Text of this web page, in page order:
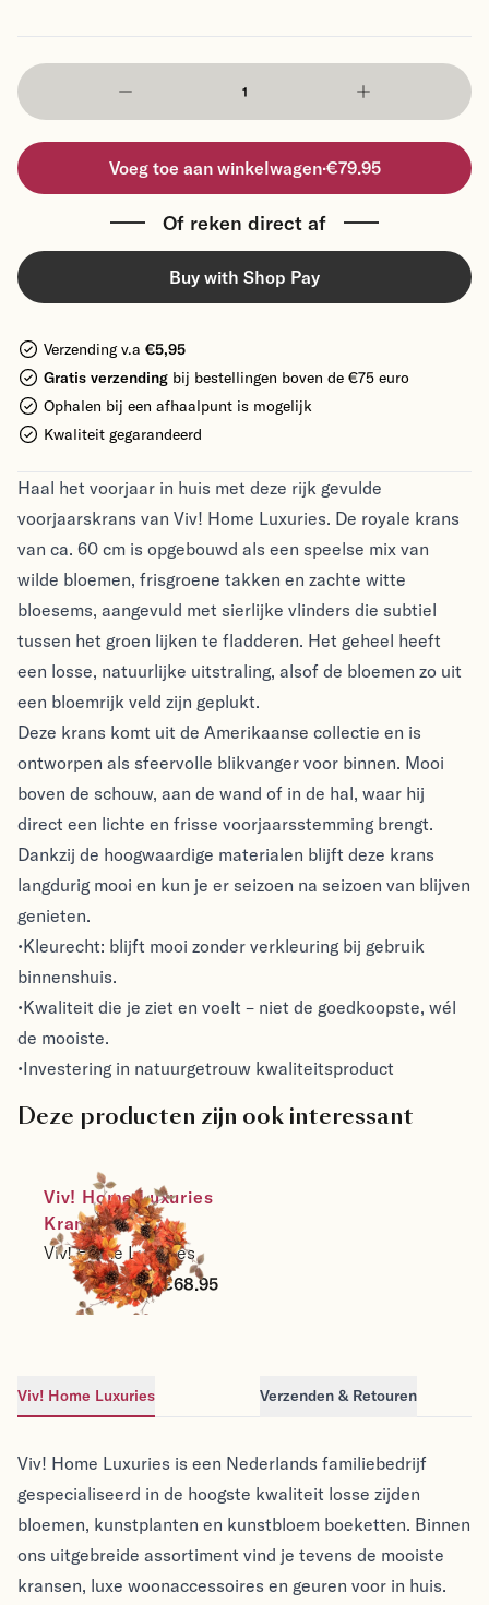
Voeg toe aan winkelwagen·€79.95
Of reken direct af
Buy with Shop Pay
Verzending v.a €5,95
Gratis verzending bij bestellingen boven de €75 euro
Ophalen bij een afhaalpunt is mogelijk
Kwaliteit gegarandeerd
Haal het voorjaar in huis met deze rijk gevulde
voorjaarskrans van Viv! Home Luxuries. De royale krans
van ca. 60 cm is opgebouwd als een speelse mix van
wilde bloemen, frisgroene takken en zachte witte
bloesems, aangevuld met sierlijke vlinders die subtiel
tussen het groen lijken te fladderen. Het geheel heeft
een losse, natuurlijke uitstraling, alsof de bloemen zo uit
een bloemrijk veld zijn geplukt.
Deze krans komt uit de Amerikaanse collectie en is
ontworpen als sfeervolle blikvanger voor binnen. Mooi
boven de schouw, aan de wand of in de hal, waar hij
direct een lichte en frisse voorjaarsstemming brengt.
Dankzij de hoogwaardige materialen blijft deze krans
langdurig mooi en kun je er seizoen na seizoen van blijven
genieten.
•Kleurecht: blijft mooi zonder verkleuring bij gebruik
binnenshuis.
•Kwaliteit die je ziet en voelt – niet de goedkoopste, wél
de mooiste.
•Investering in natuurgetrouw kwaliteitsproduct
Deze producten zijn ook interessant
Viv! Home Luxuries
Krans -
Herfstbladeren
met Dennenappels
- herfst - oranje
Viv! Home Luxuries
€68.95
Viv! Home Luxuries Verzenden & Retouren
Viv! Home Luxuries
Viv! Home Luxuries
Viv! Home Luxuries is een Nederlands familiebedrijf
gespecialiseerd in de hoogste kwaliteit losse zijden
bloemen, kunstplanten en kunstbloem boeketten. Binnen
ons uitgebreide assortiment vind je tevens de mooiste
kransen, luxe woonaccessoires en geuren voor in huis.